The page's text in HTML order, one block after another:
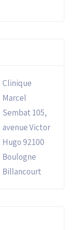
Clinique
Marcel
Sembat 105,
avenue Victor
Hugo 92100
Boulogne
Billancourt